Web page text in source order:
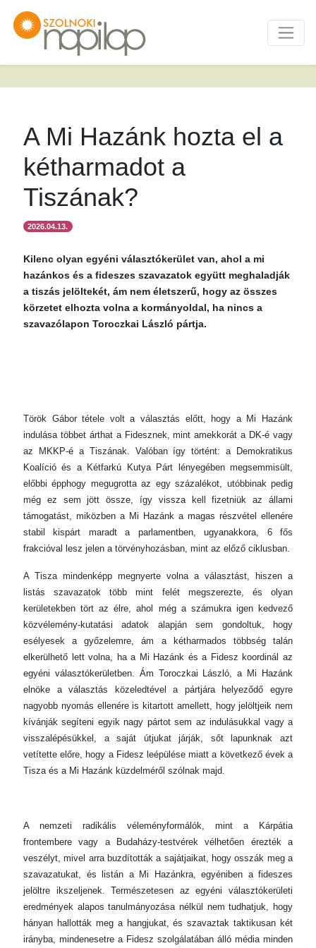
A Mi Hazánk hozta el a
kétharmadot a
Tiszának?
2026.04.13.
Kilenc olyan egyéni választókerület van, ahol a mi
hazánkos és a fideszes szavazatok együtt meghaladják
a tiszás jelöltekét, ám nem életszerű, hogy az összes
körzetet elhozta volna a kormányoldal, ha nincs a
szavazólapon Toroczkai László pártja.
Török Gábor tétele volt a választás előtt, hogy a Mi Hazánk
indulása többet árthat a Fidesznek, mint amekkorát a DK-é vagy
az MKKP-é a Tiszának. Valóban így történt: a Demokratikus
Koalíció és a Kétfarkú Kutya Párt lényegében megsemmisült,
előbbi épphogy megugrotta az egy százalékot, utóbbinak pedig
még ez sem jött össze, így vissza kell fizetniük az állami
támogatást, miközben a Mi Hazánk a magas részvétel ellenére
stabil kispárt maradt a parlamentben, ugyanakkora, 6 fős
frakcióval lesz jelen a törvényhozásban, mint az előző ciklusban.
A Tisza mindenképp megnyerte volna a választást, hiszen a
listás szavazatok több mint felét megszerezte, és olyan
kerületekben tört az élre, ahol még a számukra igen kedvező
közvélemény-kutatási adatok alapján sem gondoltuk, hogy
esélyesek a győzelemre, ám a kétharmados többség talán
elkerülhető lett volna, ha a Mi Hazánk és a Fidesz koordinál az
egyéni választókerületben. Ám Toroczkai László, a Mi Hazánk
elnöke a választás közeledtével a pártjára helyeződő egyre
nagyobb nyomás ellenére is kitartott amellett, hogy jelöltjeik nem
kívánják segíteni egyik nagy pártot sem az indulásukkal vagy a
visszalépésükkel, a saját útjukat járják, sőt lapunknak azt
vetítette előre, hogy a Fidesz leépülése miatt a következő évek a
Tisza és a Mi Hazánk küzdelméről szólnak majd.
A nemzeti radikális véleményformálók, mint a Kárpátia
frontembere vagy a Budaházy-testvérek vélhetően érezték a
veszélyt, mivel arra buzdították a sajátjaikat, hogy osszák meg a
szavazatukat, és listán a Mi Hazánkra, egyéniben a fideszes
jelöltre ikszeljenek. Természetesen az egyéni választókerületi
eredmények alapos tanulmányozása nélkül nem tudhatjuk, hogy
hányan hallották meg a hangjukat, és szavaztak taktikusan két
irányba, mindenesetre a Fidesz szolgálatában álló média minden